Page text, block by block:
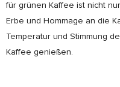
für grünen Kaffee ist nicht
Erbe und Hommage an die
Temperatur und Stimmung
Kaffee genießen.